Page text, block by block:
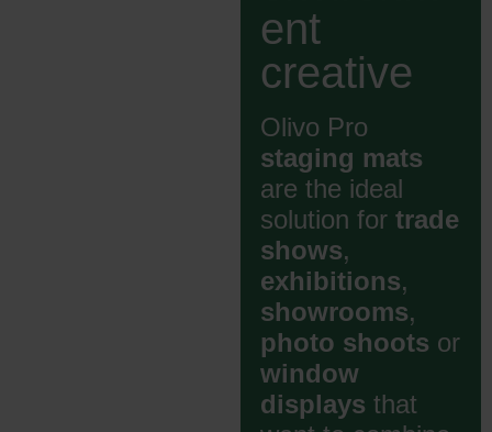
ent
creative
Olivo Pro
staging mats
are the ideal
solution fortrade
shows,
exhibitions,
showrooms,
photo shoots or
window
displaysthat